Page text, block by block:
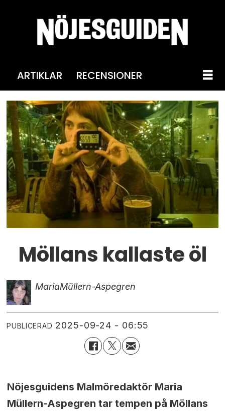
ARTIKLAR RECENSIONER
Möllans kallaste öl
MariaMüllern-Aspegren
PUBLICERAD 2025-09-24 - 06:55
Nöjesguidens Malmöredaktör Maria
Müllern-Aspegren tar tempen på Möllans